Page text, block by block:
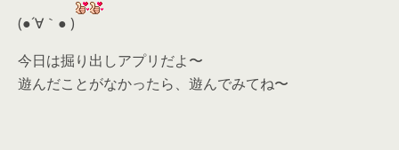
(●´∀｀● )
今日は掘り出しアプリだよ〜
遊んだことがなかったら、遊んでみてね〜